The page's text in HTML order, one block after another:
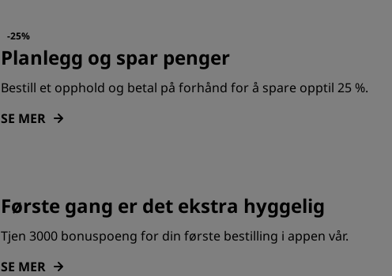
-25%
Planlegg og spar penger
Bestill et opphold og betal på forhånd for å spare opptil 25 %.
SE MER
Første gang er det ekstra hyggelig
Tjen 3000 bonuspoeng for din første bestilling i appen vår.
SE MER